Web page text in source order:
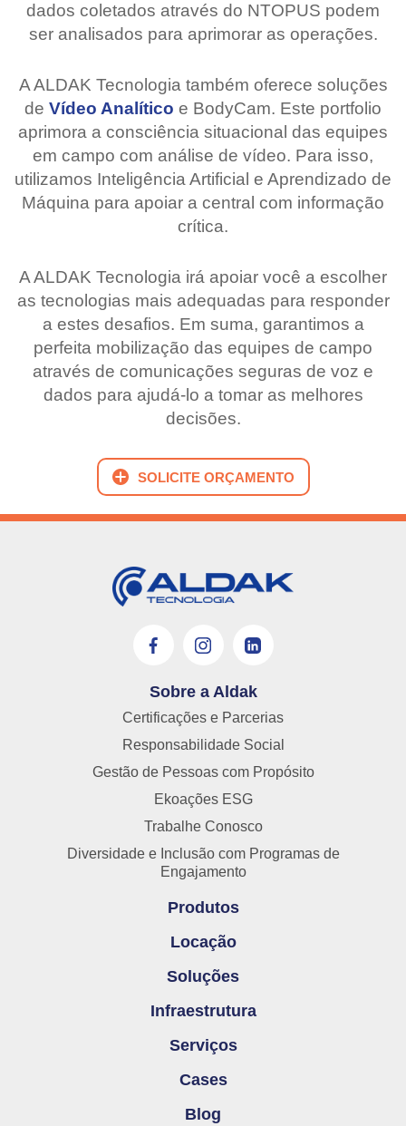
dados coletados através do NTOPUS podem
ser analisados para aprimorar as operações.
A ALDAK Tecnologia também oferece soluções
de Vídeo Analítico e BodyCam. Este portfolio
aprimora a consciência situacional das equipes
em campo com análise de vídeo. Para isso,
utilizamos Inteligência Artificial e Aprendizado de
Máquina para apoiar a central com informação
crítica.
A ALDAK Tecnologia irá apoiar você a escolher
as tecnologias mais adequadas para responder
a estes desafios. Em suma, garantimos a
perfeita mobilização das equipes de campo
através de comunicações seguras de voz e
dados para ajudá-lo a tomar as melhores
decisões.
SOLICITE ORÇAMENTO
Sobre a Aldak
Certificações e Parcerias
Responsabilidade Social
Gestão de Pessoas com Propósito
Ekoações ESG
Trabalhe Conosco
Diversidade e Inclusão com Programas de
Engajamento
Produtos
Locação
Soluções
Infraestrutura
Serviços
Cases
Blog